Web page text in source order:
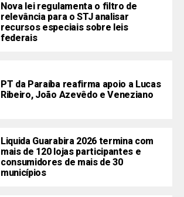
Nova lei regulamenta o filtro de
relevância para o STJ analisar
recursos especiais sobre leis
federais
PT da Paraíba reafirma apoio a Lucas
Ribeiro, João Azevêdo e Veneziano
Liquida Guarabira 2026 termina com
mais de 120 lojas participantes e
consumidores de mais de 30
municípios